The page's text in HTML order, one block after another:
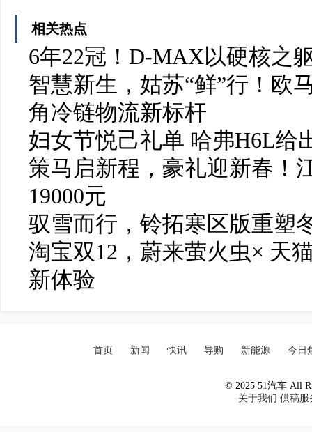
相关热点
6年22冠！D-MAX以硬核之
智慧新生，姑苏“鲜”行！欧
角冷链物流新标杆
妇女节悦己礼单 哈弗H6L给
策马启新程，豪礼迎新春！
19000元
驭雪而行，铃拓寒区版重塑
淘宝双12，蔚来萤火虫× 天
新体验
首页 新闻 快讯 导购 新能源 今日
© 2025 51汽车 All
关于我们 供稿服